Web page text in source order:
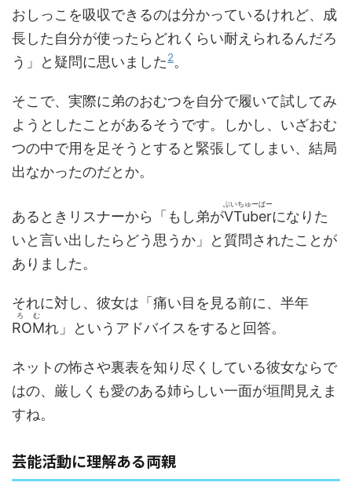
おしっこを吸収できるのは分かっているけれど、成
長した自分が使ったらどれくらい耐えられるんだろ
う」と疑問に思いました2。
そこで、実際に弟のおむつを自分で履いて試してみ
ようとしたことがあるそうです。しかし、いざおむ
つの中で用を足そうとすると緊張してしまい、結局
出なかったのだとか。
あるときリスナーから「もし弟がVTuber
ぶいちゅーばー
になりた
いと言い出したらどう思うか」と質問されたことが
ありました。
それに対し、彼女は「痛い目を見る前に、半年
ROM
ろむ
れ」というアドバイスをすると回答。
ネットの怖さや裏表を知り尽くしている彼女ならで
はの、厳しくも愛のある姉らしい一面が垣間見えま
すね。
芸能活動に理解ある両親